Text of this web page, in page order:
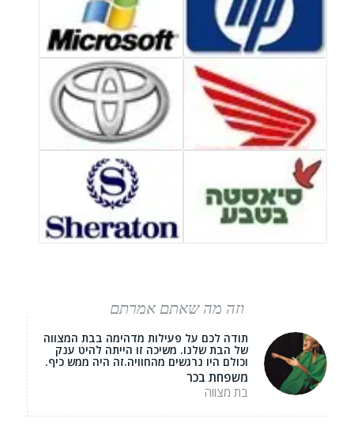
וזה מה שאתם אמרתם
תודה לכם על פעילות מדהימה בבת המצווה
של הבת שלנו. משיכה זו הייתה להיט ענק
וכולם היו נרגשים מהחוויה.זה היה ממש כיף.
משפחת בכר
בת מצווה